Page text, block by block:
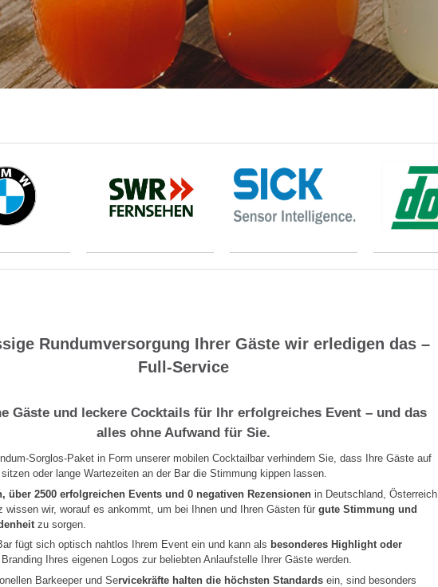
Rundumversorgung Ihrer Gäste wir erledigen das –
Full-Service
Gäste und leckere Cocktails für Ihr erfolgreiches Event – und das
alles ohne Aufwand für Sie.
Sorglos-Paket in Form unserer mobilen Cocktailbar verhindern Sie, dass Ihre Gäste auf
oder lange Wartezeiten an der Bar die Stimmung kippen lassen.
über 2500 erfolgreichen Events und 0 negativen Rezensionen in Deutschland, Österreich
wissen wir, worauf es ankommt, um bei Ihnen und Ihren Gästen für gute Stimmung und
zu sorgen.
fügt sich optisch nahtlos Ihrem Event ein und kann als besonderes Highlight oder
Ihres eigenen Logos zur beliebten Anlaufstelle Ihrer Gäste werden.
Barkeeper und Servicekräfte halten die höchsten Standards ein, sind besonders